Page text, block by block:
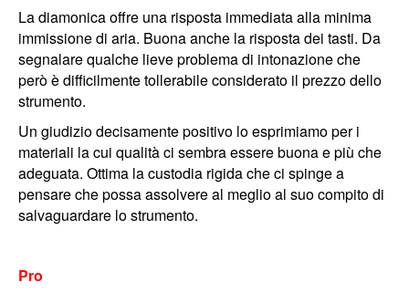
La diamonica offre una risposta immediata alla minima
immissione di aria. Buona anche la risposta dei tasti. Da
segnalare qualche lieve problema di intonazione che
però è difficilmente tollerabile considerato il prezzo dello
strumento.
Un giudizio decisamente positivo lo esprimiamo per i
materiali la cui qualità ci sembra essere buona e più che
adeguata. Ottima la custodia rigida che ci spinge a
pensare che possa assolvere al meglio al suo compito di
salvaguardare lo strumento.
Pro